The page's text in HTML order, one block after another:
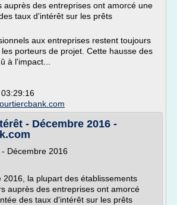
auprès des entreprises ont amorcé une
taux d'intérêt sur les prêts
aux entreprises restent toujours
porteurs de projet. Cette hausse des
à l'impact...
- Décembre 2016 -
Décembre 2016
2016, la plupart des établissements
auprès des entreprises ont amorcé
des taux d'intérêt sur les prêts